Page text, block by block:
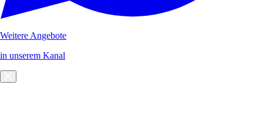
Weitere Angebote
in unserem Kanal